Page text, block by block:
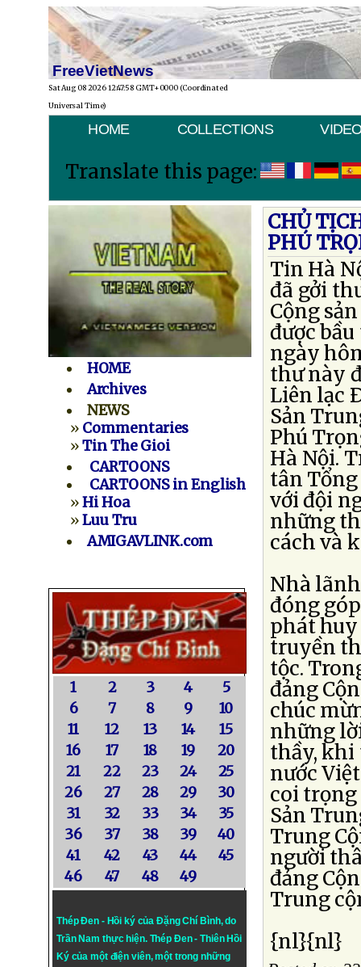
FreeVietNews
Sat Aug 08 2026 12:47:58 GMT+0000 (Coordinated
Universal Time)
HOME COLLECTIONS
Translate this page:
HOME
Archives
NEWS
» Commentaries
»Tin The Gioi
CARTOONS
CARTOONS in English
»Hi Hoa
»Luu Tru
AMIGAVLINK.com
1 2 3 4
5
6
7 8 9
10
11
12 13 14
15
16
17 18 19
20
21
22 23 24
25
26
27 28 29
30
31
32 33 34
35
36
37 38 39
40
41
42 43 44
45
46
47 48 49
Thép Đen - Hồi ký của Đặng Chí Bình, do
Trần Nam thực hiện. Thép Đen- Thiên Hồi
Ký của một điện viên, một trong những
CHỦ
PHÚ
Tin Hà
đã gởi
Cộng
được
ngày
thư này
Liên lạc
Sản
Phú
Hà Nội.
tân
với đội
những
cách và
Nhà
đóng
phát
truyền
tộc.
đảng
chúc
những
thầy, khi
nước
coi
Sản
Trung
người
đảng
Trung
{nl}{nl}